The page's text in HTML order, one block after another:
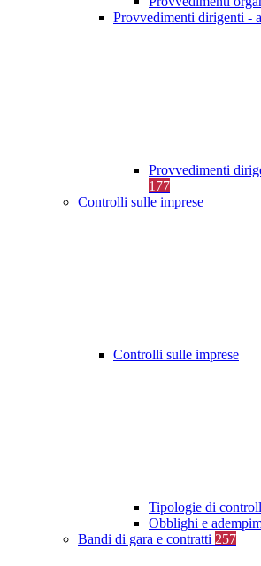
Provvedimenti dirigenti -
Provvedimenti
177
Controlli sulle imprese
Controlli sulle imprese
Tipologie di
Obblighi e
Bandi di gara e contratti 257